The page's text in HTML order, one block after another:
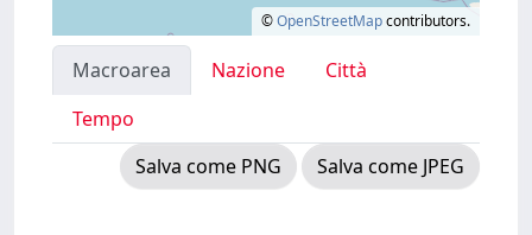
©OpenStreetMapcontributors.
Macroarea Nazione
Città
Tempo
Salva come PNG
Salva come JPEG